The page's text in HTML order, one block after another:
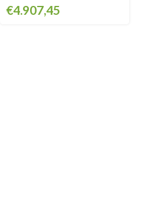
€4.907,45